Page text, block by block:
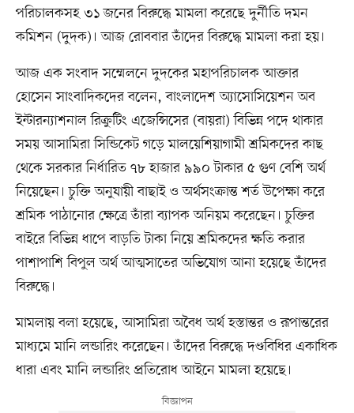
পরিচালকসহ ৩১ জনের বিরুদ্ধে মামলা করেছে দুর্নীতি দমন
কমিশন (দুদক)। আজ রোববার তাঁদের বিরুদ্ধে মামলা করা হয়।
আজ এক সংবাদ সম্মেলনে দুদকের মহাপরিচালক আক্তার
হোসেন সাংবাদিকদের বলেন, বাংলাদেশ অ্যাসোসিয়েশন অব
ইন্টারন্যাশনাল রিক্রুটিং এজেন্সিসের (বায়রা) বিভিন্ন পদে থাকার
সময় আসামিরা সিন্ডিকেট গড়ে মালয়েশিয়াগামী শ্রমিকদের কাছ
থেকে সরকার নির্ধারিত ৭৮ হাজার ৯৯০ টাকার ৫ গুণ বেশি অর্থ
নিয়েছেন। চুক্তি অনুযায়ী বাছাই ও অর্থসংক্রান্ত শর্ত উপেক্ষা করে
শ্রমিক পাঠানোর ক্ষেত্রে তাঁরা ব্যাপক অনিয়ম করেছেন। চুক্তির
বাইরে বিভিন্ন ধাপে বাড়তি টাকা নিয়ে শ্রমিকদের ক্ষতি করার
পাশাপাশি বিপুল অর্থ আত্মসাতের অভিযোগ আনা হয়েছে তাঁদের
বিরুদ্ধে।
মামলায় বলা হয়েছে, আসামিরা অবৈধ অর্থ হস্তান্তর ও রূপান্তরের
মাধ্যমে মানি লন্ডারিং করেছেন। তাঁদের বিরুদ্ধে দণ্ডবিধির একাধিক
ধারা এবং মানি লন্ডারিং প্রতিরোধ আইনে মামলা হয়েছে।